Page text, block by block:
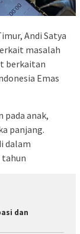
Andi Satya
masalah
berkaitan
Emas
anak,
panjang.
dalam
tahun
dan